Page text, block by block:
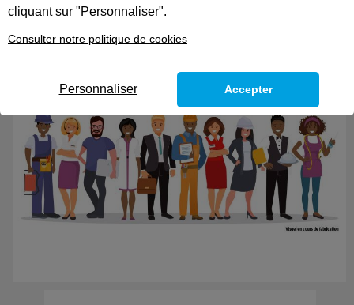
CODES
cliquant sur "Personnaliser".
Consulter notre politique de cookies
Personnaliser Accepter